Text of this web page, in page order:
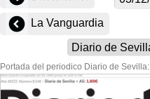
La Vanguardia
Portada del periodico Diario de Sevilla: